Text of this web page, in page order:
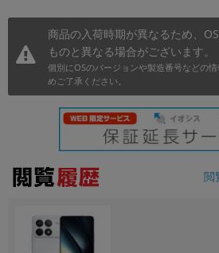
商品の入荷時期が異なるため、
ものと異なる場合がございます。
個別にOSのバージョンや製造番号などの
めご了承ください。
閲
円 ～
年
各項目のチェックボックスは「or検索」となります。
ただし機能別のみ「and検索」となります。